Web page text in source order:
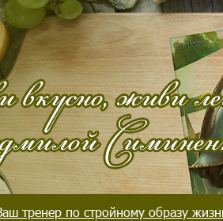
тренер по стройному образу